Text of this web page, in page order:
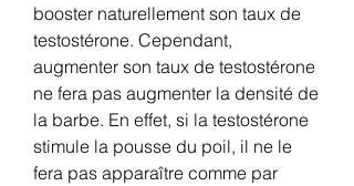
booster naturellement son taux de
testostérone. Cependant,
augmenter son taux de testostérone
ne fera pas augmenter la densité de
la barbe. En effet, si la testostérone
stimule la pousse du poil, il ne le
fera pas apparaître comme par